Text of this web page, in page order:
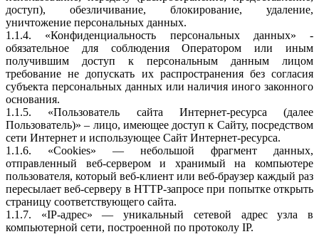
доступ), обезличивание, блокирование, удаление,
уничтожение персональных данных.
1.1.4. «Конфиденциальность персональных данных» -
обязательное для соблюдения Оператором или иным
получившим доступ к персональным данным лицом
требование не допускать их распространения без согласия
субъекта персональных данных или наличия иного законного
основания.
1.1.5. «Пользователь сайта Интернет-ресурса (далее
Пользователь)» – лицо, имеющее доступ к Сайту, посредством
сети Интернет и использующее Сайт Интернет-ресурса.
1.1.6. «Cookies» — небольшой фрагмент данных,
отправленный веб-сервером и хранимый на компьютере
пользователя, который веб-клиент или веб-браузер каждый раз
пересылает веб-серверу в HTTP-запросе при попытке открыть
страницу соответствующего сайта.
1.1.7. «IP-адрес» — уникальный сетевой адрес узла в
компьютерной сети, построенной по протоколу IP.